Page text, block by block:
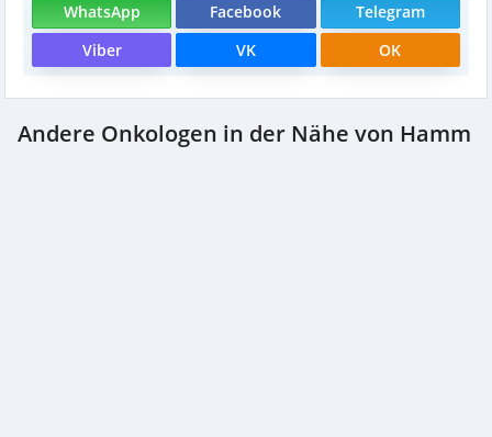
WhatsApp Facebook
Telegram
Viber
VK OK
Andere Onkologen in der Nähe von Hamm